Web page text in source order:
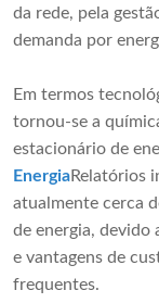
da rede, pela
demanda por
Em termos
tornou-se a
estacionário de
EnergiaRelatórios
atualmente cerca
de energia, devido
e vantagens de
frequentes.